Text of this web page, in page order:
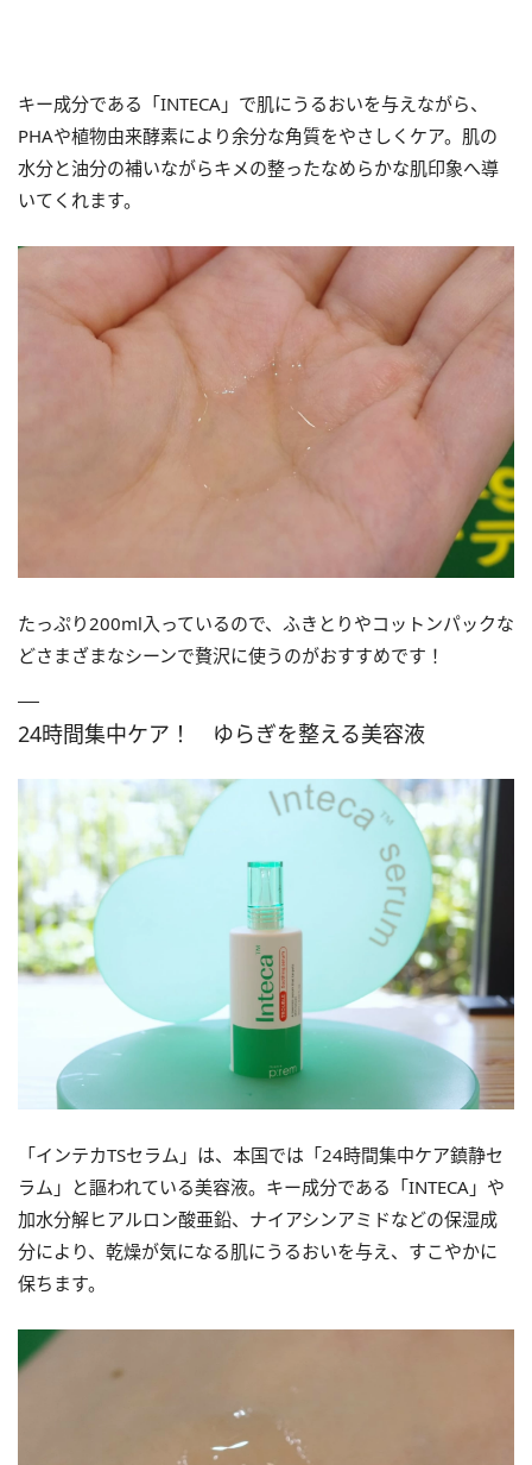
キー成分である「INTECA」で肌にうるおいを与えながら、
PHAや植物由来酵素により余分な角質をやさしくケア。肌の
水分と油分の補いながらキメの整ったなめらかな肌印象へ導
いてくれます。
たっぷり200ml入っているので、ふきとりやコットンパックな
どさまざまなシーンで贅沢に使うのがおすすめです！
24時間集中ケア！ ゆらぎを整える美容液
「インテカTSセラム」は、本国では「24時間集中ケア鎮静セ
ラム」と謳われている美容液。キー成分である「INTECA」や
加水分解ヒアルロン酸亜鉛、ナイアシンアミドなどの保湿成
分により、乾燥が気になる肌にうるおいを与え、すこやかに
保ちます。